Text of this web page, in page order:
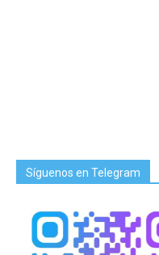
Síguenos en Telegram